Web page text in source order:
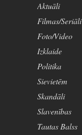
Aktuāli
Filmas/Seriāli
Foto/Video
Izklaide
Politika
Sievietēm
Skandāli
Slavenības
Tautas Balss